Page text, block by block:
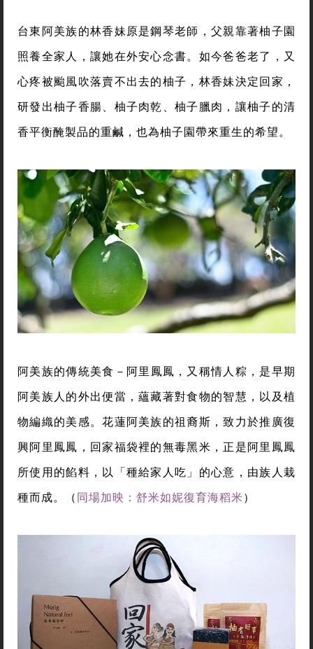
台東阿美族的林香妹原是鋼琴老師，父親靠著柚子園
照養全家人，讓她在外安心念書。如今爸爸老了，又
心疼被颱風吹落賣不出去的柚子，林香妹決定回家，
研發出柚子香腸、柚子肉乾、柚子臘肉，讓柚子的清
香平衡醃製品的重鹹，也為柚子園帶來重生的希望。
阿美族的傳統美食－阿里鳳鳳，又稱情人粽，是早期
阿美族人的外出便當，蘊藏著對食物的智慧，以及植
物編織的美感。花蓮阿美族的祖裔斯，致力於推廣復
興阿里鳳鳳，回家福袋裡的無毒黑米，正是阿里鳳鳳
所使用的餡料，以「種給家人吃」的心意，由族人栽
種而成。（同場加映：舒米如妮復育海稻米）